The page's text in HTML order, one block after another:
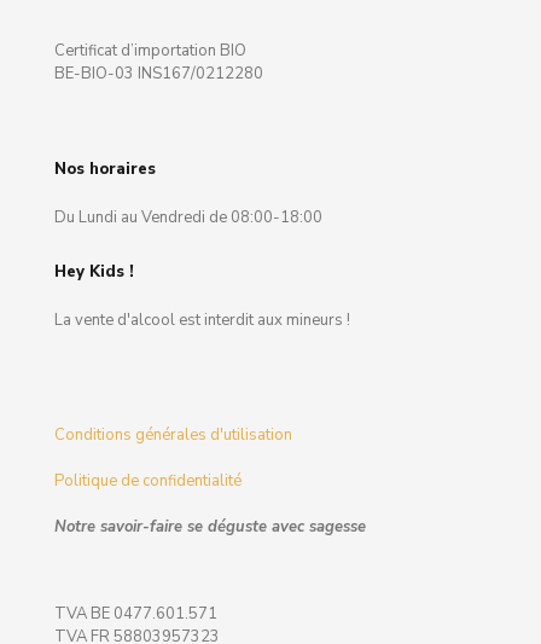
Certificat d’importation BIO
BE-BIO-03 INS167/0212280
Nos horaires
Du Lundi au Vendredi de 08:00-18:00
Hey Kids !
La vente d'alcool est interdit aux mineurs !
Conditions générales d'utilisation
Politique de confidentialité
Notre savoir-faire se déguste avec sagesse
TVA BE 0477.601.571
TVA FR 58803957323